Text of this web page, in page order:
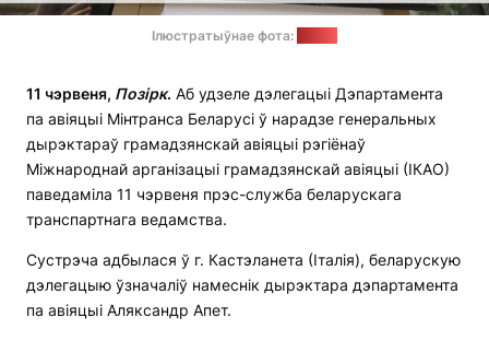
Ілюстратыўнае фота:
11 чэрвеня, Позірк. Аб удзеле дэлегацыі Дэпартамента
па авіяцыі Мінтранса Беларусі ў нарадзе генеральных
дырэктараў грамадзянскай авіяцыі рэгіёнаў
Міжнароднай арганізацыі грамадзянскай авіяцыі (ІКАО)
паведаміла 11 чэрвеня прэс-служба беларускага
транспартнага ведамства.
Сустрэча адбылася ў г. Кастэланета (Італія), беларускую
дэлегацыю ўзначаліў намеснік дырэктара дэпартамента
па авіяцыі Аляксандр Апет.